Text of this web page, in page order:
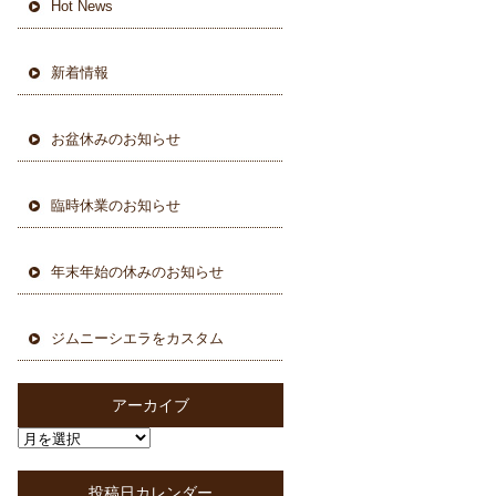
Hot News
新着情報
お盆休みのお知らせ
臨時休業のお知らせ
年末年始の休みのお知らせ
ジムニーシエラをカスタム
アーカイブ